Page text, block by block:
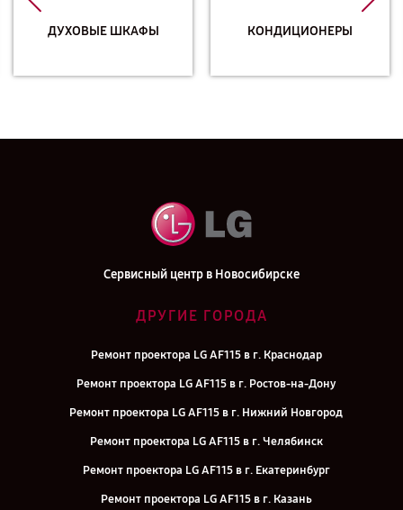
ДУХОВЫЕ ШКАФЫ КОНДИЦИОНЕРЫ
Сервисный центр в Новосибирске
ДРУГИЕ ГОРОДА
Ремонт проектора LG AF115 в г. Краснодар
Ремонт проектора LG AF115 в г. Ростов-на-Дону
Ремонт проектора LG AF115 в г. Нижний Новгород
Ремонт проектора LG AF115 в г. Челябинск
Ремонт проектора LG AF115 в г. Екатеринбург
Ремонт проектора LG AF115 в г. Казань